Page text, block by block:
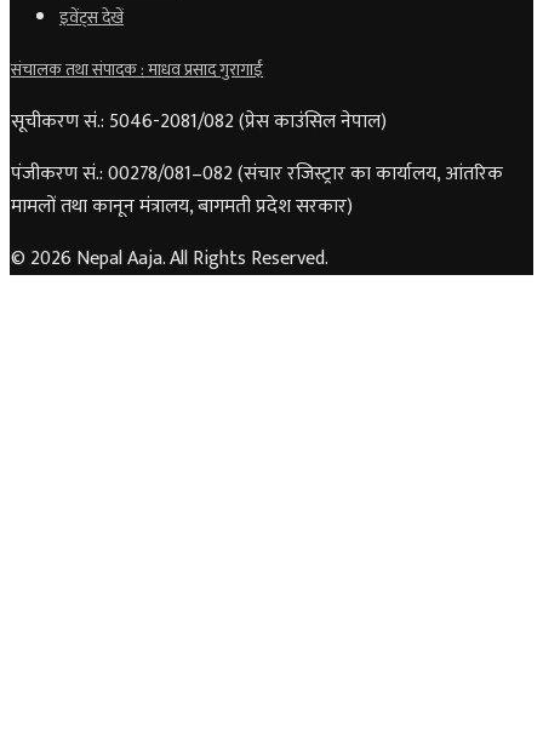
इवेंट्स देखें
संचालक तथा संपादक : माधव प्रसाद गुरागाईं
सूचीकरण सं.: 5046-2081/082 (प्रेस काउंसिल नेपाल)
पंजीकरण सं.: 00278/081–082 (संचार रजिस्ट्रार का कार्यालय, आंतरिक
मामलों तथा कानून मंत्रालय, बागमती प्रदेश सरकार)
© 2026 Nepal Aaja. All Rights Reserved.